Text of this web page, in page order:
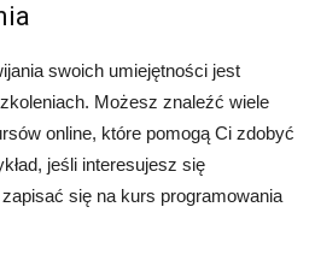
swoich umiejętności jest
Możesz znaleźć wiele
online, które pomogą Ci zdobyć
jeśli interesujesz się
się na kurs programowania